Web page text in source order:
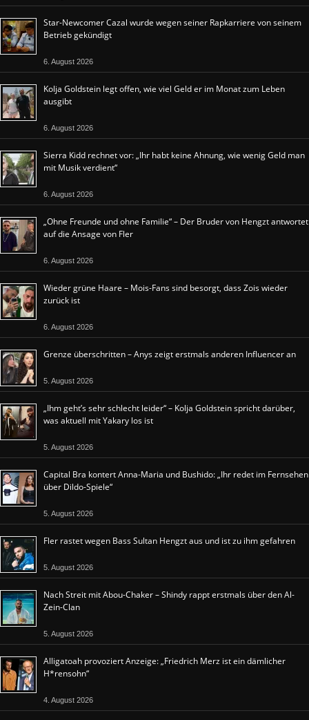
Star-Newcomer Cazal wurde wegen seiner Rapkarriere von seinem
Betrieb gekündigt
6. August 2026
Kolja Goldstein legt offen, wie viel Geld er im Monat zum Leben
ausgibt
6. August 2026
Sierra Kidd rechnet vor: „Ihr habt keine Ahnung, wie wenig Geld man
mit Musik verdient“
6. August 2026
„Ohne Freunde und ohne Familie“ – Der Bruder von Hengzt antwortet
auf die Ansage von Fler
6. August 2026
Wieder grüne Haare – Mois-Fans sind besorgt, dass Zois wieder
zurück ist
6. August 2026
Grenze überschritten – Anys zeigt erstmals anderen Influencer an
5. August 2026
„Ihm geht’s sehr schlecht leider“ – Kolja Goldstein spricht darüber,
was aktuell mit Yakary los ist
5. August 2026
Capital Bra kontert Anna-Maria und Bushido: „Ihr redet im Fernsehen
über Dildo-Spiele“
5. August 2026
Fler rastet wegen Bass Sultan Hengzt aus und ist zu ihm gefahren
5. August 2026
Nach Streit mit Abou-Chaker – Shindy rappt erstmals über den Al-
Zein-Clan
5. August 2026
Alligatoah provoziert Anzeige: „Friedrich Merz ist ein dämlicher
H*rensohn“
4. August 2026